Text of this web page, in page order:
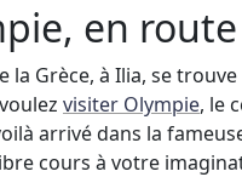
en
la Grèce, à Ilia, se
visiter Olympie, le
arrivé dans la
cours à votre